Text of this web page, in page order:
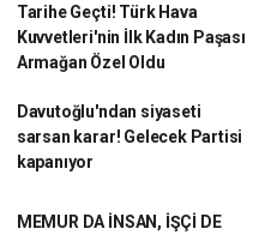
Tarihe Geçti! Türk Hava
Kuvvetleri'nin İlk Kadın Paşası
Armağan Özel Oldu
Davutoğlu'ndan siyaseti
sarsan karar! Gelecek Partisi
kapanıyor
MEMUR DA İNSAN, İŞÇİ DE